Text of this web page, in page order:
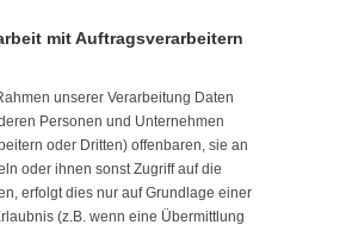
mit Auftragsverarbeitern
unserer Verarbeitung Daten
Personen und Unternehmen
oder Dritten) offenbaren, sie an
oder ihnen sonst Zugriff auf die
erfolgt dies nur auf Grundlage einer
(z.B. wenn eine Übermittlung